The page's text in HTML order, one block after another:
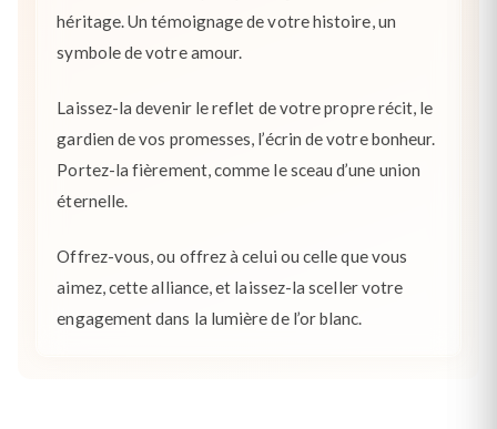
héritage. Un témoignage de votre histoire, un
symbole de votre amour.
Laissez-la devenir le reflet de votre propre récit, le
gardien de vos promesses, l’écrin de votre bonheur.
Portez-la fièrement, comme le sceau d’une union
éternelle.
Offrez-vous, ou offrez à celui ou celle que vous
aimez, cette alliance, et laissez-la sceller votre
engagement dans la lumière de l’or blanc.